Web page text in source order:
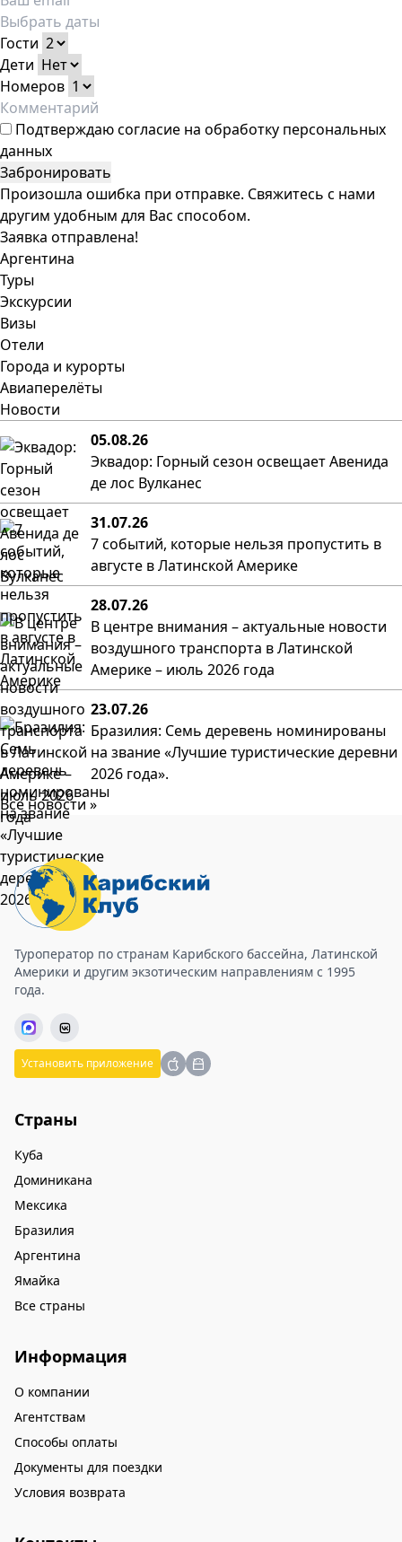
Гости
Дети
Номеров
Подтверждаюсогласие на обработку персональных
данных
Забронировать
Произошла ошибка при отправке. Свяжитесь с нами
другим удобным для Вас способом.
Заявка отправлена!
Аргентина
Туры
Экскурсии
Визы
Отели
Города и курорты
Авиаперелёты
Новости
05.08.26
Эквадор: Горный сезон освещает Авенида
де лос Вулканес
31.07.26
7 событий, которые нельзя пропустить в
августе в Латинской Америке
28.07.26
В центре внимания – актуальные новости
воздушного транспорта в Латинской
Америке – июль 2026 года
23.07.26
Бразилия: Семь деревень номинированы
на звание «Лучшие туристические деревни
2026 года».
Все новости »
Туроператор по странам Карибского бассейна, Латинской
Америки и другим экзотическим направлениям с 1995
года.
Установить приложение
Страны
Куба
Доминикана
Мексика
Бразилия
Аргентина
Ямайка
Все страны
Информация
О компании
Агентствам
Способы оплаты
Документы для поездки
Условия возврата